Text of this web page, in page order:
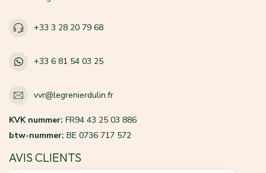
+33 3 28 20 79 68
+33 6 81 54 03 25
vvr@legrenierdulin.fr
KVK nummer: FR94 43 25 03 886
btw-nummer: BE 0736 717 572
AVIS CLIENTS